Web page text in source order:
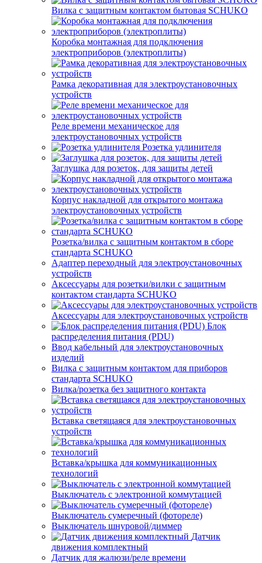
Вилка с защитным контактом бытовая SCHUKO
Коробка монтажная для подключения
электроприборов (электроплиты)
Рамка декоративная для электроустановочных
устройств
Реле времени механическое для
электроустановочных устройств
Розетка удлинителя
Заглушка для розеток, для защиты детей
Корпус накладной для открытого монтажа
электроустановочных устройств
Розетка/вилка с защитным контактом в сборе
стандарта SCHUKO
Адаптер переходный для электроустановочных
устройств
Аксессуары для розетки/вилки с защитным
контактом стандарта SCHUKO
Аксессуары для электроустановочных устройств
Блок
распределения питания (PDU)
Ввод кабельный для электроустановочных
изделий
Вилка с защитным контактом для приборов
стандарта SCHUKO
Вилка/розетка без защитного контакта
Вставка светящаяся для электроустановочных
устройств
Вставка/крышка для коммуникационных
технологий
Выключатель с электронной коммутацией
Выключатель сумеречный (фотореле)
Выключатель шнуровой/диммер
Датчик
движения комплектный
Датчик для жалюзи/реле времени